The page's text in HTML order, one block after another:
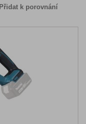
Přidat k porovnání